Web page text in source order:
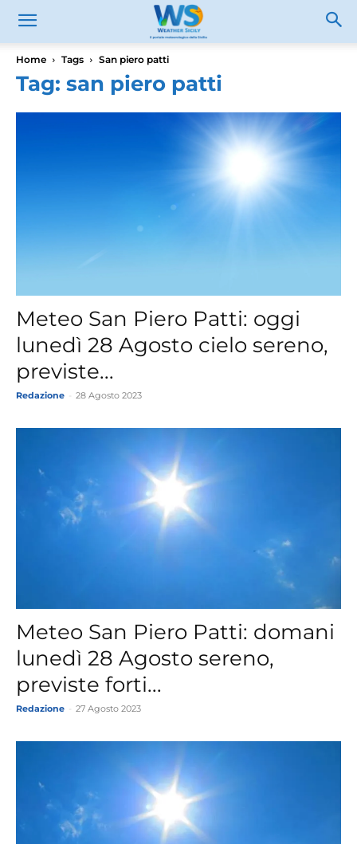
Home Tags San piero patti
Tag: san piero patti
Meteo San Piero Patti: oggi
lunedì 28 Agosto cielo sereno,
previste...
Redazione 28 Agosto 2023
Meteo San Piero Patti: domani
lunedì 28 Agosto sereno,
previste forti...
Redazione 27 Agosto 2023